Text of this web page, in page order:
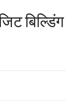
बिल्डिंग